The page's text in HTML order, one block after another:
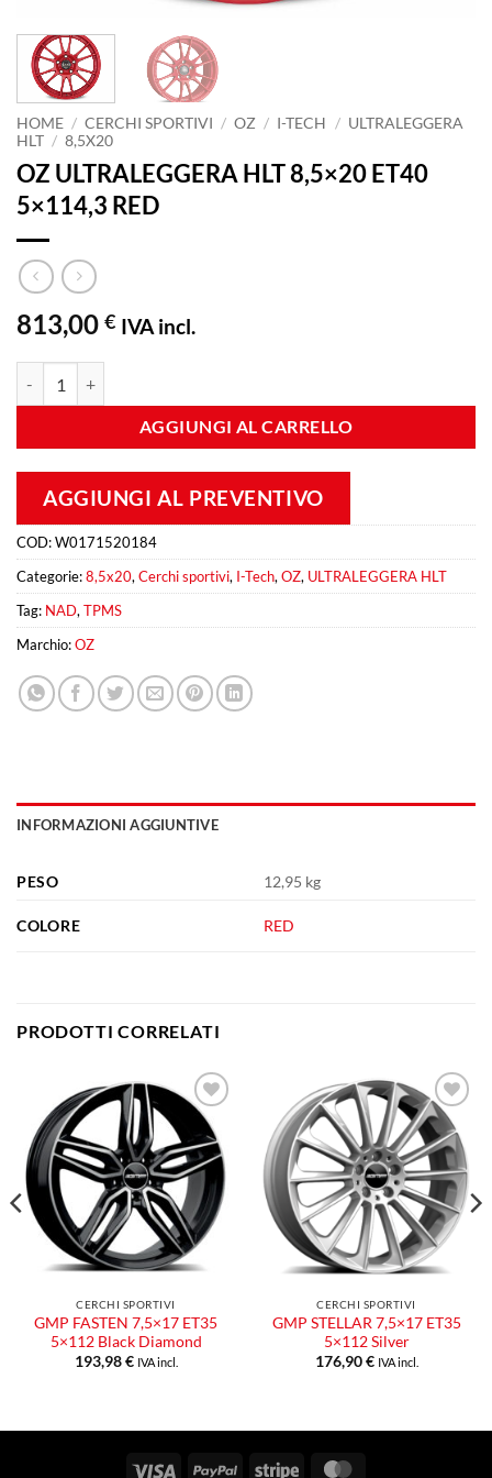
HOME / CERCHI SPORTIVI / OZ / I-TECH / ULTRALEGGERA
HLT / 8,5X20
OZ ULTRALEGGERA HLT 8,5×20 ET40
5×114,3 RED
813,00 € IVA incl.
AGGIUNGI AL CARRELLO
AGGIUNGI AL PREVENTIVO
COD:W0171520184
Categorie:8,5x20,Cerchi sportivi, I-Tech,OZ, ULTRALEGGERA HLT
Tag: NAD,TPMS
Marchio:OZ
INFORMAZIONI AGGIUNTIVE
PESO 12,95 kg
COLORE RED
PRODOTTI CORRELATI
Aggiungi
alla lista
dei
desideri
CERCHI SPORTIVI
GMP FASTEN 7,5×17 ET35
5×112 Black Diamond
193,98€ IVA incl.
Aggiungi
alla lista
dei
desideri
CERCHI SPORTIVI
GMP STELLAR 7,5×17 ET35
5×112 Silver
176,90€ IVA incl.
Visa PayPal Stripe